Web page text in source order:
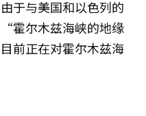
于与美国和以色列的
霍尔木兹海峡的地缘
前正在对霍尔木兹海